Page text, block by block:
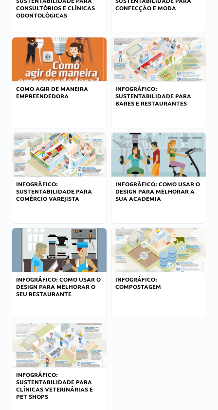
CONSULTÓRIOS E CLÍNICAS
ODONTOLÓGICAS
CONFECÇÃO E MODA
COMO AGIR DE MANEIRA
EMPREENDEDORA
INFOGRÁFICO:
SUSTENTABILIDADE PARA
BARES E RESTAURANTES
INFOGRÁFICO:
SUSTENTABILIDADE PARA
COMÉRCIO VAREJISTA
INFOGRÁFICO: COMO USAR O
DESIGN PARA MELHORAR A
SUA ACADEMIA
INFOGRÁFICO: COMO USAR O
DESIGN PARA MELHORAR O
SEU RESTAURANTE
INFOGRÁFICO:
COMPOSTAGEM
INFOGRÁFICO:
SUSTENTABILIDADE PARA
CLÍNICAS VETERINÁRIAS E
PET SHOPS